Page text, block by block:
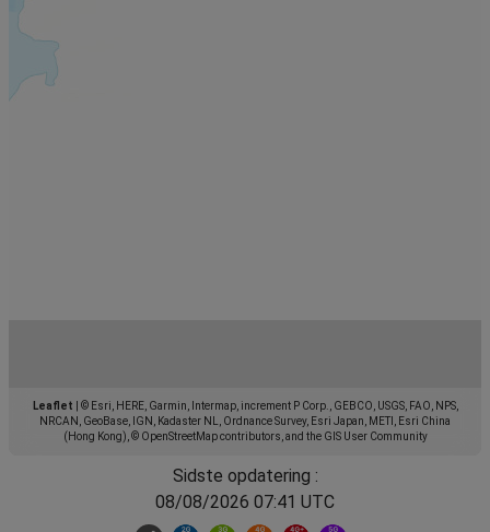
Leaflet
© Esri, HERE, Garmin, Intermap, increment P Corp., GEBCO, USGS, FAO, NPS,
NRCAN, GeoBase, IGN, Kadaster NL, Ordnance Survey, Esri Japan, METI, Esri China
(Hong Kong), © OpenStreetMap contributors, and the GIS User Community
Sidste opdatering :
08/08/2026 07:41 UTC